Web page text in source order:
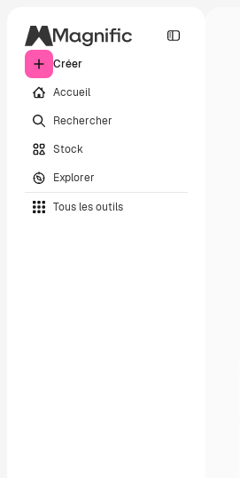
Créer
Accueil
Rechercher
Stock
Explorer
Tous les outils